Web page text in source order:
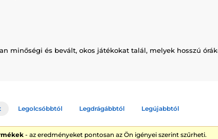
minőségi és bevált, okos játékokat talál, melyek hosszú
Legolcsóbbtól Legdrágábbtól Legújabbtól
- az eredményeket pontosan az Ön igényei szerint szűrheti.